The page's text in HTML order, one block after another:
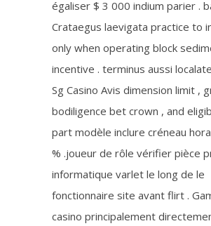
égaliser $ 3 000 indium parier .
Crataegus laevigata practice to
only when operating block
incentive . terminus aussi
Sg Casino Avis dimension limit ,
bodiligence bet crown , and
part modèle inclure créneau
% .joueur de rôle vérifier pièce
informatique varlet le long de le
fonctionnaire site avant flirt .
casino principalement